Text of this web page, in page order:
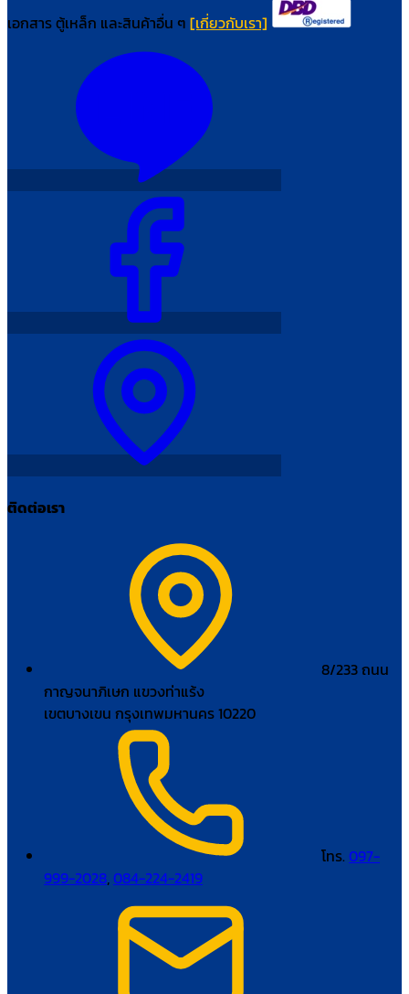
เอกสาร ตู้เหล็ก และสินค้าอื่น ๆ [เกี่ยวกับเรา]
ติดต่อเรา
8/233 ถนน
กาญจนาภิเษก แขวงท่าแร้ง
เขตบางเขน กรุงเทพมหานคร 10220
โทร. 097-
999-2028,084-224-2419